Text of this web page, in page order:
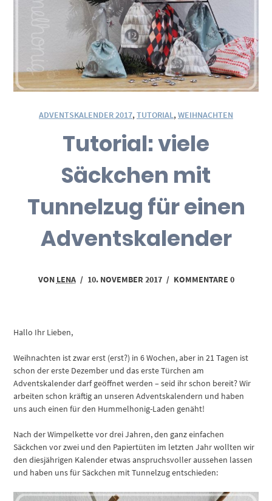
ADVENTSKALENDER 2017,TUTORIAL,WEIHNACHTEN
Tutorial: viele
Säckchen mit
Tunnelzug für einen
Adventskalender
VON LENA / 10. NOVEMBER 2017 / KOMMENTARE 0
Hallo Ihr Lieben,
Weihnachten ist zwar erst (erst?) in 6 Wochen, aber in 21 Tagen ist
schon der erste Dezember und das erste Türchen am
Adventskalender darf geöffnet werden – seid ihr schon bereit? Wir
arbeiten schon kräftig an unseren Adventskalendern und haben
uns auch einen für den Hummelhonig-Laden genäht!
Nach der Wimpelkette vor drei Jahren, den ganz einfachen
Säckchen vor zwei und den Papiertüten im letzten Jahr wollten wir
den diesjährigen Kalender etwas anspruchsvoller aussehen lassen
und haben uns für Säckchen mit Tunnelzug entschieden: